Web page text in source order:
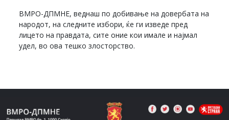
ВМРО-ДПМНЕ, веднаш по добивање на довербата на
народот, на следните избори, ќе ги изведе пред
лицето на правдата, сите оние кои имале и најмал
удел, во ова тешко злосторство.